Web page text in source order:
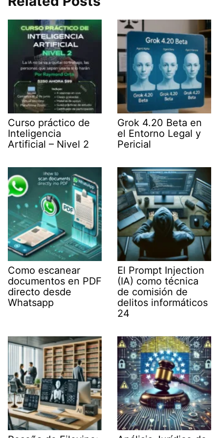
t
e
r
)
d
n
p
m
Curso práctico de
Inteligencia
Artificial – Nivel 2
Grok 4.20 Beta en
el Entorno Legal y
Pericial
Como escanear
documentos en PDF
directo desde
Whatsapp
El Prompt Injection
(IA) como técnica
de comisión de
delitos informáticos
24